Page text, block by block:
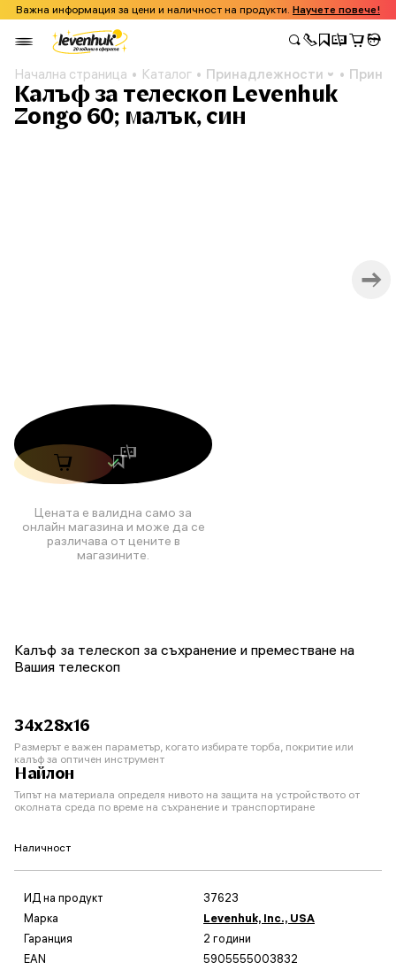
Важна информация за цени и наличност на продукти. Научете повече!
Начална страница Каталог Принадлежности
Калъф за телескоп Levenhuk
Zongo 60; малък, син
Цената е валидна само за
онлайн магазина и може да се
различава от цените в
магазините.
Калъф за телескоп за съхранение и преместване на
Вашия телескоп
34х28х16
Размерът е важен параметър, когато избирате торба, покритие или
калъф за оптичен инструмент
Найлон
Типът на материала определя нивото на защита на устройството от
околната среда по време на съхранение и транспортиране
Наличност
ИД на продукт
37623
Марка
Levenhuk, Inc., USA
Гаранция
2 години
EAN
5905555003832